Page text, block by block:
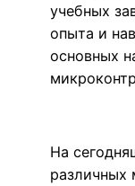
учебных
опыта и
основных
На
различных